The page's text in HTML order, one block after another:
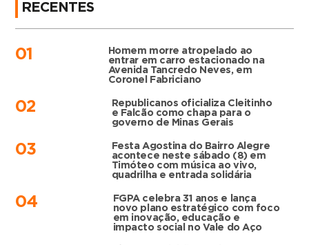
RECENTES
01
Homem morre atropelado ao
entrar em carro estacionado na
Avenida Tancredo Neves, em
Coronel Fabriciano
02
Republicanos oficializa Cleitinho
e Falcão como chapa para o
governo de Minas Gerais
03
Festa Agostina do Bairro Alegre
acontece neste sábado (8) em
Timóteo com música ao vivo,
quadrilha e entrada solidária
04
FGPA celebra 31 anos e lança
novo plano estratégico com foco
em inovação, educação e
impacto social no Vale do Aço